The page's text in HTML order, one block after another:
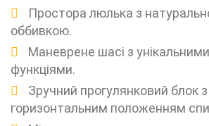
Простора люлька з
оббивкою.
Маневрене шасі з
функціями.
Зручний прогулянковий блок з
горизонтальним положенням